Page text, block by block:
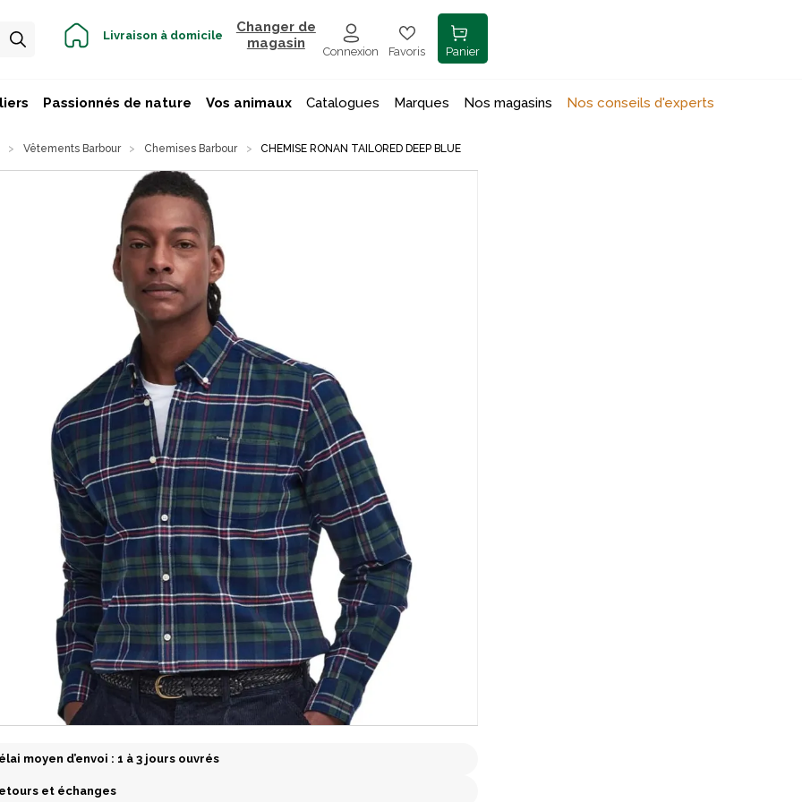
Livraison à domicile
Changer de
magasin
Connexion Favoris Panier
Passionnés de nature Vos animaux Catalogues Marques Nos magasins Nos conseils d'experts
Vêtements Barbour Chemises Barbour CHEMISE RONAN TAILORED DEEP BLUE
moyen d’envoi : 1 à 3 jours ouvrés
et échanges